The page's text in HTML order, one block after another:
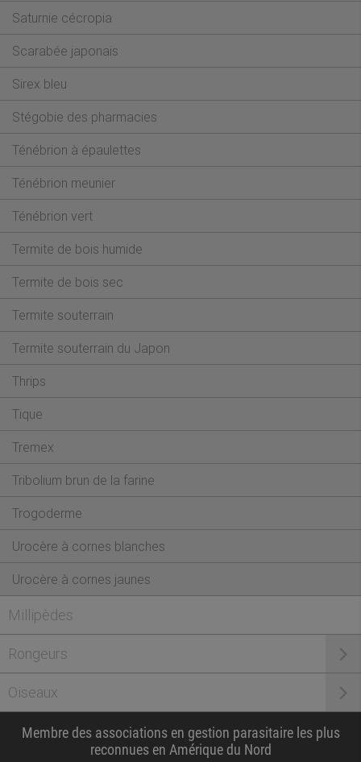
Saturnie cécropia
Scarabée japonais
Sirex bleu
Stégobie des pharmacies
Ténébrion à épaulettes
Ténébrion meunier
Ténébrion vert
Termite de bois humide
Termite de bois sec
Termite souterrain
Termite souterrain du Japon
Thrips
Tique
Tremex
Tribolium brun de la farine
Trogoderme
Urocère à cornes blanches
Urocère à cornes jaunes
Millipèdes
Rongeurs
Oiseaux
Membre des associations en gestion parasitaire les plus
reconnues en Amérique du Nord